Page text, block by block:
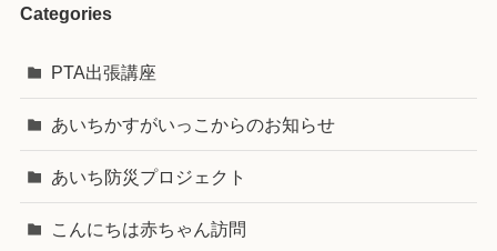
Categories
PTA出張講座
あいちかすがいっこからのお知らせ
あいち防災プロジェクト
こんにちは赤ちゃん訪問